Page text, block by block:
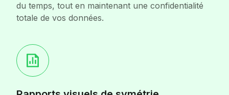
du temps, tout en maintenant une confidentialité
totale de vos données.